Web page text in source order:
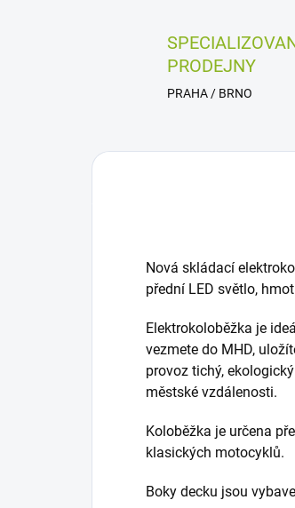
PRODEJNY
PRAHA / BRNO
Nová skládací
přední LED světlo,
Elektrokoloběžka je
vezmete do MHD,
provoz tichý,
městské vzdálenosti.
Koloběžka je určena
klasických motocyklů.
Boky decku jsou